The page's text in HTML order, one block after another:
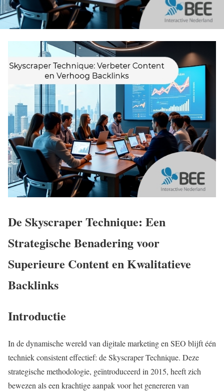
De Skyscraper Technique: Een
Strategische Benadering voor
Superieure Content en Kwalitatieve
Backlinks
Introductie
In de dynamische wereld van digitale marketing en SEO blijft één
techniek consistent effectief: de Skyscraper Technique. Deze
strategische methodologie, geïntroduceerd in 2015, heeft zich
bewezen als een krachtige aanpak voor het genereren van